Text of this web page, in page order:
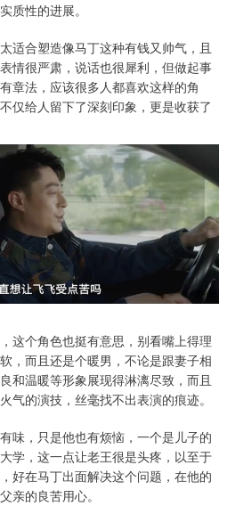
质性的进展。
适合塑造像马丁这种有钱又帅气，且
情很严肃，说话也很犀利，但做起事
章法，应该很多人都喜欢这样的角
仅给人留下了深刻印象，更是收获了
这个角色也挺有意思，别看嘴上得理
，而且还是个暖男，不论是跟妻子相
和温暖等形象展现得淋漓尽致，而且
气的演技，丝毫找不出表演的痕迹。
味，只是他也有烦恼，一个是儿子的
学，这一点让老王很是头疼，以至于
好在马丁出面解决这个问题，在他的
亲的良苦用心。